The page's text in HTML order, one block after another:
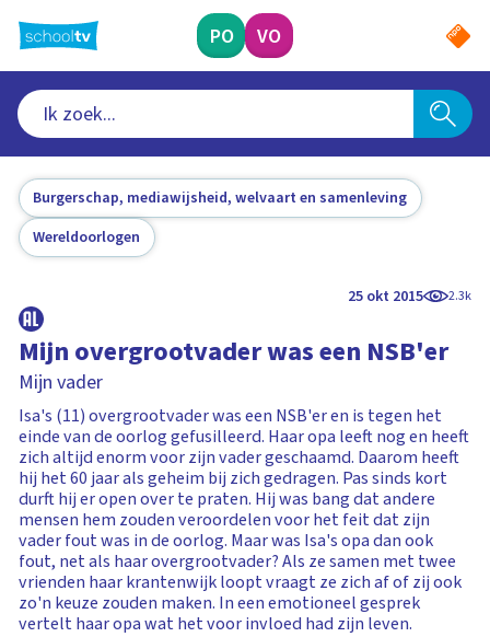
naar
hoofdinhoud
PO VO
Burgerschap, mediawijsheid, welvaart en samenleving
Wereldoorlogen
25 okt 2015 2.3k
Mijn overgrootvader was een NSB'er
Mijn vader
Isa's (11) overgrootvader was een NSB'er en is tegen het
einde van de oorlog gefusilleerd. Haar opa leeft nog en heeft
zich altijd enorm voor zijn vader geschaamd. Daarom heeft
hij het 60 jaar als geheim bij zich gedragen. Pas sinds kort
durft hij er open over te praten. Hij was bang dat andere
mensen hem zouden veroordelen voor het feit dat zijn
vader fout was in de oorlog. Maar was Isa's opa dan ook
fout, net als haar overgrootvader? Als ze samen met twee
vrienden haar krantenwijk loopt vraagt ze zich af of zij ook
zo'n keuze zouden maken. In een emotioneel gesprek
vertelt haar opa wat het voor invloed had zijn leven.